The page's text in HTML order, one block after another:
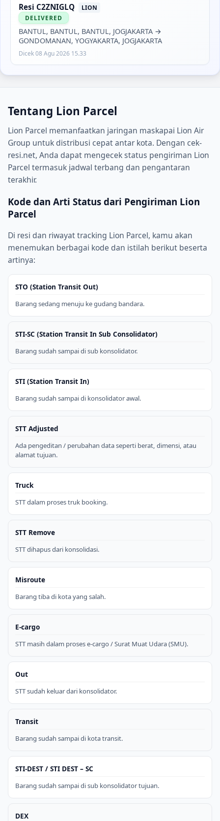
Resi C2ZNIGLQ
LION
DELIVERED
BANTUL, BANTUL, BANTUL, JOGJAKARTA →
GONDOMANAN, YOGYAKARTA, JOGJAKARTA
Dicek08 Agu 2026 15.33
Tentang Lion Parcel
Lion Parcel memanfaatkan jaringan maskapai Lion Air
Group untuk distribusi cepat antar kota. Dengan cek-
resi.net, Anda dapat mengecek status pengiriman Lion
Parcel termasuk jadwal terbang dan pengantaran
terakhir.
Kode dan Arti Status dari Pengiriman Lion
Parcel
Di resi dan riwayat tracking Lion Parcel, kamu akan
menemukan berbagai kode dan istilah berikut beserta
artinya:
STO (Station Transit Out)
Barang sedang menuju ke gudang bandara.
STI-SC (Station Transit In Sub Consolidator)
Barang sudah sampai di sub konsolidator.
STI (Station Transit In)
Barang sudah sampai di konsolidator awal.
STT Adjusted
Ada pengeditan / perubahan data seperti berat, dimensi, atau
alamat tujuan.
Truck
STT dalam proses truk booking.
STT Remove
STT dihapus dari konsolidasi.
Misroute
Barang tiba di kota yang salah.
E-cargo
STT masih dalam proses e-cargo / Surat Muat Udara (SMU).
Out
STT sudah keluar dari konsolidator.
Transit
Barang sudah sampai di kota transit.
STI-DEST / STI DEST – SC
Barang sudah sampai di sub konsolidator tujuan.
DEX